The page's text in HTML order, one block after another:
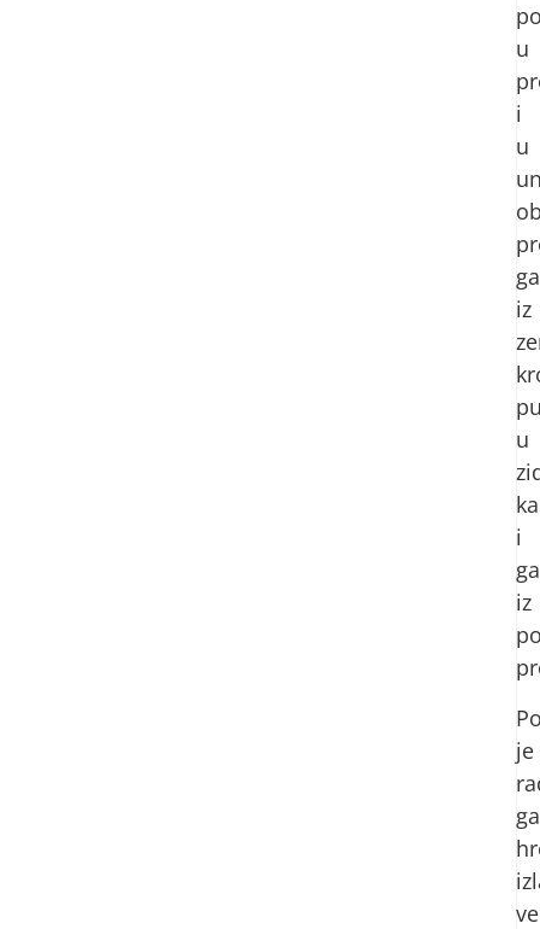
u
i
u
iz
u
i
iz
je